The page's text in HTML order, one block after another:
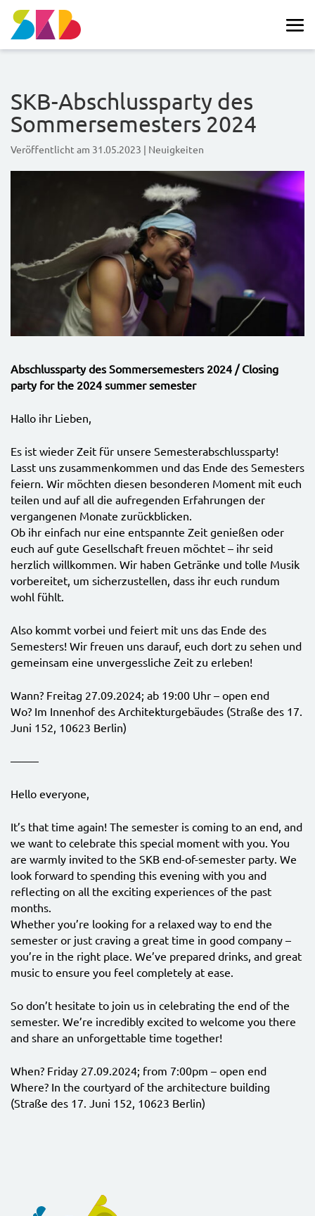
SKB-Abschlussparty des
Sommersemesters 2024
Veröffentlicht am 31.05.2023 | Neuigkeiten
Abschlussparty des Sommersemesters 2024 / Closing
party for the 2024 summer semester
Hallo ihr Lieben,
Es ist wieder Zeit für unsere Semesterabschlussparty!
Lasst uns zusammenkommen und das Ende des Semesters
feiern. Wir möchten diesen besonderen Moment mit euch
teilen und auf all die aufregenden Erfahrungen der
vergangenen Monate zurückblicken.
Ob ihr einfach nur eine entspannte Zeit genießen oder
euch auf gute Gesellschaft freuen möchtet – ihr seid
herzlich willkommen. Wir haben Getränke und tolle Musik
vorbereitet, um sicherzustellen, dass ihr euch rundum
wohl fühlt.
Also kommt vorbei und feiert mit uns das Ende des
Semesters! Wir freuen uns darauf, euch dort zu sehen und
gemeinsam eine unvergessliche Zeit zu erleben!
Wann? Freitag 27.09.2024; ab 19:00 Uhr – open end
Wo? Im Innenhof des Architekturgebäudes (Straße des 17.
Juni 152, 10623 Berlin)
——–
Hello everyone,
It’s that time again! The semester is coming to an end, and
we want to celebrate this special moment with you. You
are warmly invited to the SKB end-of-semester party. We
look forward to spending this evening with you and
reflecting on all the exciting experiences of the past
months.
Whether you’re looking for a relaxed way to end the
semester or just craving a great time in good company –
you’re in the right place. We’ve prepared drinks, and great
music to ensure you feel completely at ease.
So don’t hesitate to join us in celebrating the end of the
semester. We’re incredibly excited to welcome you there
and share an unforgettable time together!
When? Friday 27.09.2024; from 7:00pm – open end
Where? In the courtyard of the architecture building
(Straße des 17. Juni 152, 10623 Berlin)